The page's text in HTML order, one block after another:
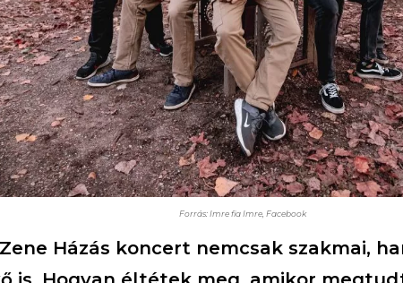
Forrás: Imre fia Imre, Facebook
Házás koncert nemcsak szakmai,